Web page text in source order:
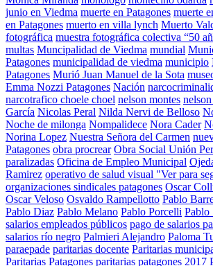
junio en Viedma muerte en Patagones muerte
en Patagones muerto en villa lynch Muerto
fotográfica muestra fotográfica colectiva “50
multas Muncipalidad de Viedma mundial
Patagones municipalidad de viedma municipio
Patagones Murió Juan Manuel de la Sota
Emma Nozzi Patagones Nación
narcotrafico choele choel nelson montes
García Nicolas Peral Nilda Nervi de Belloso
Noche de milonga Nompalidece Nora Cader
Norina Lopez Nuestra Señora del Carmen
Patagones obra procrear Obra Social Unión
paralizadas Oficina de Empleo Municipal
Ramirez operativo de salud visual "Ver para
organizaciones sindicales patagones Oscar
Oscar Veloso Osvaldo Rampellotto Pablo
Pablo Diaz Pablo Melano Pablo Porcelli Pablo
salarios empleados públicos pago de salarios
salarios río negro Palmieri Alejandro Paloma
paraepade paritarias docente Paritarias
Paritarias Patagones paritarias patagones 2017